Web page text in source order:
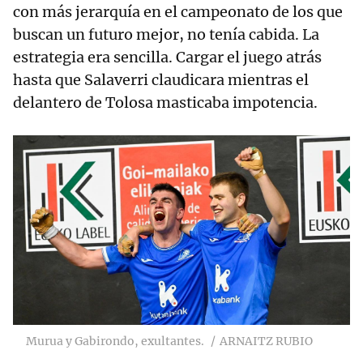
con más jerarquía en el campeonato de los que
buscan un futuro mejor, no tenía cabida. La
estrategia era sencilla. Cargar el juego atrás
hasta que Salaverri claudicara mientras el
delantero de Tolosa masticaba impotencia.
Murua y Gabirondo, exultantes. ARNAITZ RUBIO